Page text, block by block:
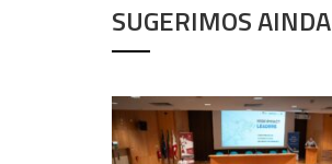
SUGERIMOS AINDA